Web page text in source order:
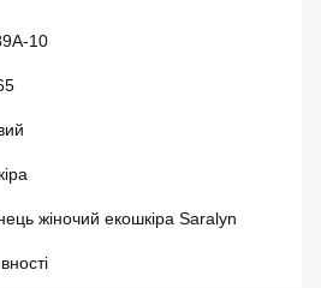
10
жіночий екошкіра Saralyn